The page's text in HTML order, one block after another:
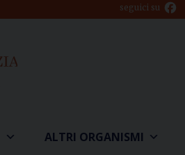
seguici su
ALTRI ORGANISMI